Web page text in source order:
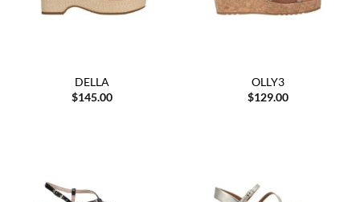
DELLA
$145.00
OLLY3
$129.00